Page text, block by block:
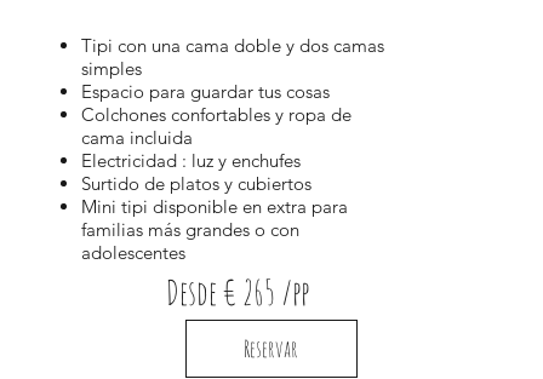
Tipi con una cama doble y dos camas
simples
Espacio para guardar tus cosas
Colchones confortables y ropa de
cama incluida
Electricidad : luz y enchufes
Surtido de platos y cubiertos
Mini tipi disponible en extra para
familias más grandes o con
adolescentes
Reservar
Desde € 265 /pp